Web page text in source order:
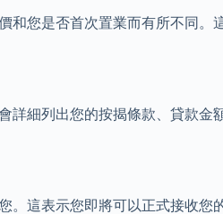
您是否首次置業而有所不同
細列出您的按揭條款、貸款
這表示您即將可以正式接收